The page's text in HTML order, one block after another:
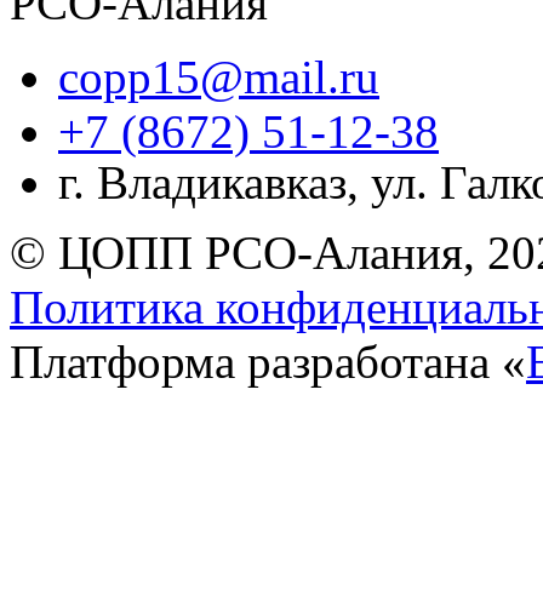
copp15@mail.ru
+7 (8672) 51-12-38
г. Владикавказ, ул.
© ЦОПП РСО-Алания,
Политика
Платформа разработана «